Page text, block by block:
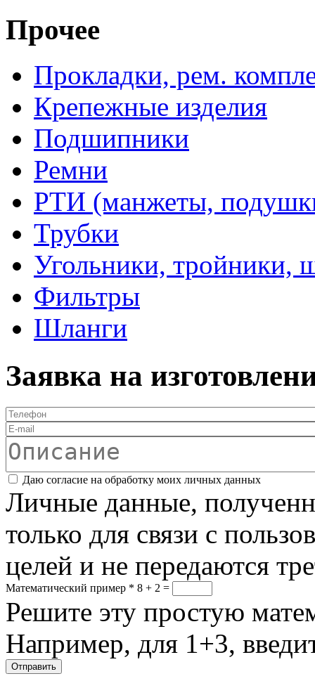
Прочее
Прокладки, рем.
Крепежные изделия
Подшипники
Ремни
РТИ (манжеты,
Трубки
Угольники, тройники,
Фильтры
Шланги
Заявка на
Телефон
E-mail
Описание
Соглашение*
Даю согласие на обработку моих личных данных
Личные данные,
только для связи с
целей и не передаются
Математический пример * 8 + 2 =
Решите эту простую
Например, для 1+3,